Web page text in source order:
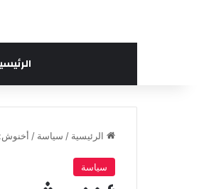
الرئيسية / سياسة / أخنوش: الربع
سياسة